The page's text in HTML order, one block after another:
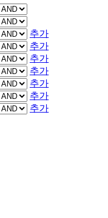
추가
추가
추가
추가
추가
추가
추가